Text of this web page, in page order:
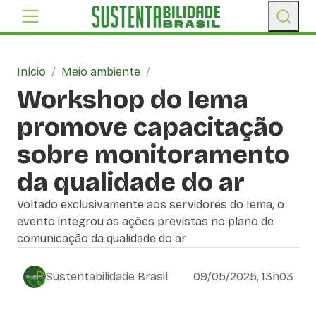
Início / Meio ambiente /
Workshop do Iema
promove capacitação
sobre monitoramento
da qualidade do ar
Voltado exclusivamente aos servidores do Iema, o
evento integrou as ações previstas no plano de
comunicação da qualidade do ar
Sustentabilidade Brasil 09/05/2025, 13h03